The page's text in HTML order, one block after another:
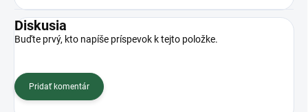
Diskusia
Buďte prvý, kto napíše príspevok k tejto položke.
Pridať komentár